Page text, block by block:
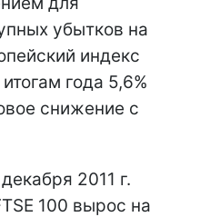
убытков на
индекс
года 5,6%
снижение с
2011 г.
100 вырос на